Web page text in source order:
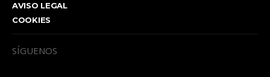
AVISO LEGAL
COOKIES
SÍGUENOS